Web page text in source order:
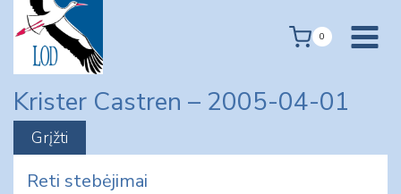
content
0
Krister Castren – 2005-04-01
Reti stebėjimai